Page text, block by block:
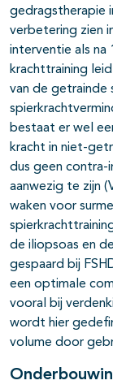
gedragstherapie
verbetering zien
interventie als na
krachttraining
van de getrainde
bestaat er wel
kracht in niet-
dus geen contra-
aanwezig te zijn
waken voor
de iliopsoas en
gespaard bij
een optimale
vooral bij
wordt hier
volume door